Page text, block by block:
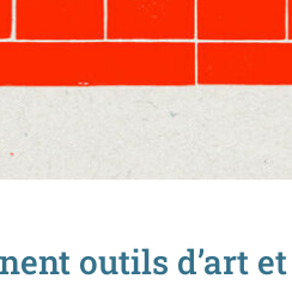
outils d’art